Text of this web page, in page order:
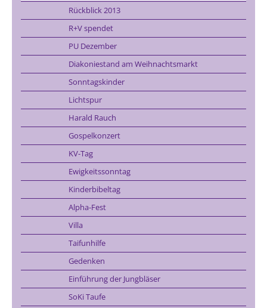
Rückblick 2013
R+V spendet
PU Dezember
Diakoniestand am Weihnachtsmarkt
Sonntagskinder
Lichtspur
Harald Rauch
Gospelkonzert
KV-Tag
Ewigkeitssonntag
Kinderbibeltag
Alpha-Fest
Villa
Taifunhilfe
Gedenken
Einführung der Jungbläser
SoKi Taufe